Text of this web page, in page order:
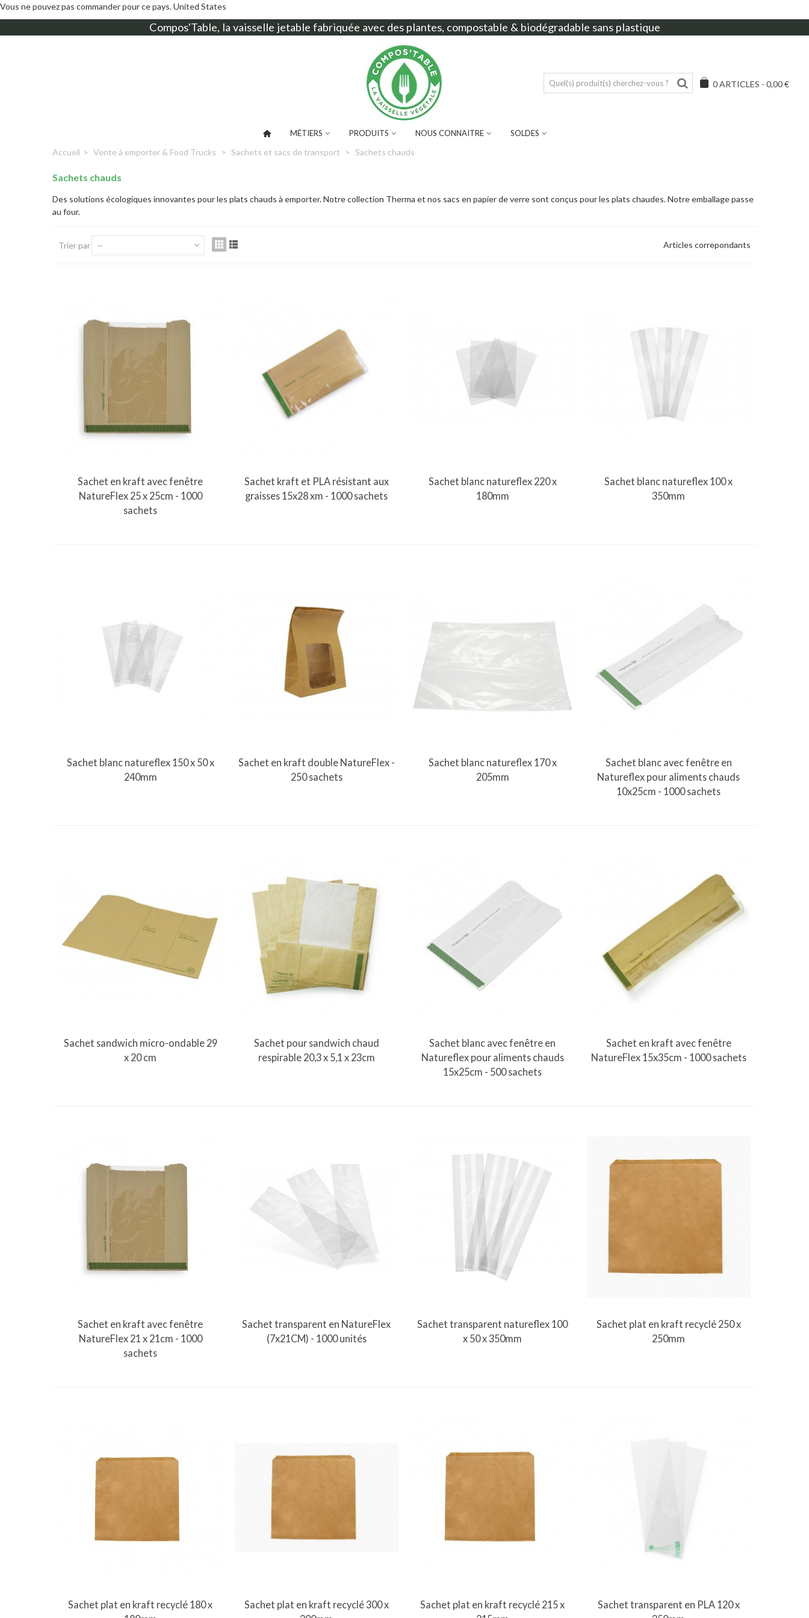
Vous ne pouvez pas commander pour ce pays.United States
Compos'Table, la vaisselle jetable fabriquée avec des plantes, compostable & biodégradable sans plastique
0ARTICLES - 0,00 €
MÉTIERS PRODUITS NOUS CONNAITRE SOLDES
Accueil > Vente à emporter & Food Trucks > Sachets et sacs de transport > Sachets chauds
Sachets chauds
Des solutions écologiques innovantes pour les plats chauds à emporter. Notre collection Therma et nos sacs en papier de verre sont conçus pour les plats chaudes. Notre emballage passe
au four.
Trier par -- Articles correpondants
Vue rapide
Sachet en kraft avec fenêtre
NatureFlex 25 x 25cm - 1000
sachets
Vue rapide
Sachet kraft et PLA résistant aux
graisses 15x28 xm - 1000 sachets
Vue rapide
Sachet blanc natureflex 220 x
180mm
Vue rapide
Sachet blanc natureflex 100 x
350mm
Vue rapide
Sachet blanc natureflex 150 x 50 x
240mm
Vue rapide
Sachet en kraft double NatureFlex -
250 sachets
Vue rapide
Sachet blanc natureflex 170 x
205mm
Vue rapide
Sachet blanc avec fenêtre en
Natureflex pour aliments chauds
10x25cm - 1000 sachets
Vue rapide
Sachet sandwich micro-ondable 29
x 20 cm
Vue rapide
Sachet pour sandwich chaud
respirable 20,3 x 5,1 x 23cm
Vue rapide
Sachet blanc avec fenêtre en
Natureflex pour aliments chauds
15x25cm - 500 sachets
Vue rapide
Sachet en kraft avec fenêtre
NatureFlex 15x35cm - 1000 sachets
Vue rapide
Sachet en kraft avec fenêtre
NatureFlex 21 x 21cm - 1000
sachets
Vue rapide
Sachet transparent en NatureFlex
(7x21CM) - 1000 unités
Vue rapide
Sachet transparent natureflex 100
x 50 x 350mm
Vue rapide
Sachet plat en kraft recyclé 250 x
250mm
Vue rapide
Sachet plat en kraft recyclé 180 x
Vue rapide
Sachet plat en kraft recyclé 300 x
Vue rapide
Sachet plat en kraft recyclé 215 x
Vue rapide
Sachet transparent en PLA 120 x